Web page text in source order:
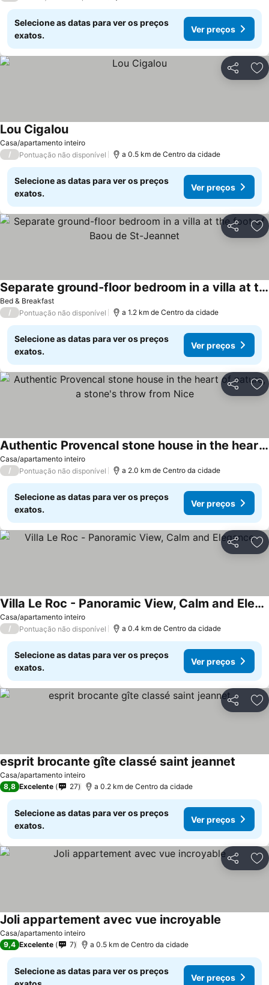
Selecione as datas para ver os preços
exatos.
Ver preços
Partilhar
Casa/apartamento inteiro
Lou CigalouVer preços
/ Pontuação não disponível a 0.5 km de Centro da cidade
Selecione as datas para ver os preços
exatos.
Ver preços
Partilhar
Bed & Breakfast
Separate ground-floor bedroom in a villa at the foot of Baou de St-Jeannet
Ver preços
/ Pontuação não disponível a 1.2 km de Centro da cidade
Selecione as datas para ver os preços
exatos.
Ver preços
Partilhar
Casa/apartamento inteiro
Authentic Provencal stone house in the heart of nature, a stone's throw from Nice
Ver preços
/ Pontuação não disponível a 2.0 km de Centro da cidade
Selecione as datas para ver os preços
exatos.
Ver preços
Partilhar
Casa/apartamento inteiro
Villa Le Roc - Panoramic View, Calm and Elegance
Ver preços
/ Pontuação não disponível a 0.4 km de Centro da cidade
Selecione as datas para ver os preços
exatos.
Ver preços
Partilhar
Casa/apartamento inteiro
esprit brocante gîte classé saint jeannet
8,8 Excelente 27 a 0.2 km de Centro da cidade
Selecione as datas para ver os preços
exatos.
Ver preços
Partilhar
Casa/apartamento inteiro
Joli appartement avec vue incroyable
9,4 Excelente 7 a 0.5 km de Centro da cidade
Selecione as datas para ver os preços
Ver preços